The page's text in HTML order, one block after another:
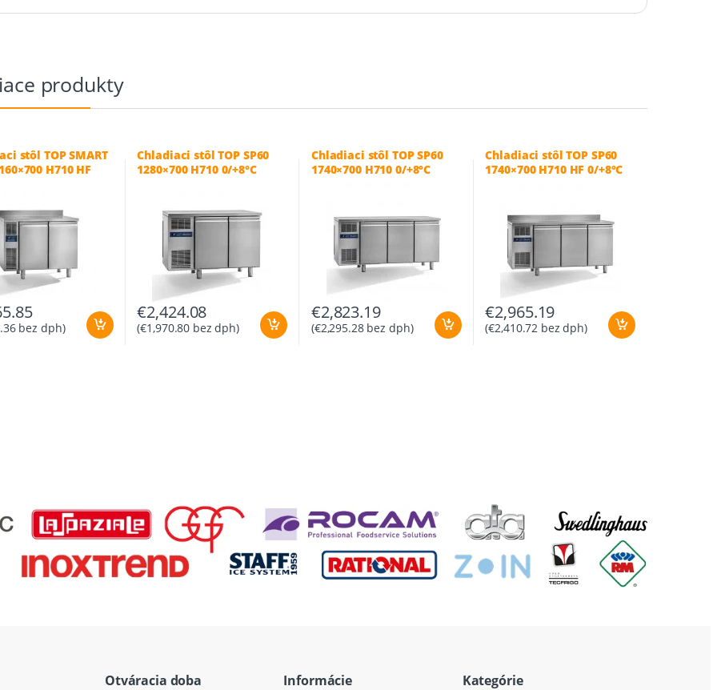
produkty
stôl TOP SMART
H710 HF
bez dph)
Chladiaci stôl TOP SP60
1280×700 H710 0/+8°C
€2,424.08
(€1,970.80 bez dph)
Chladiaci stôl TOP SP60
1740×700 H710 0/+8°C
€2,823.19
(€2,295.28bez dph)
Chladiaci stôl TOP SP60
1740×700 H710 HF 0/+8°C
€2,965.19
(€2,410.72 bez dph)
Otváracia doba Informácie Kategórie